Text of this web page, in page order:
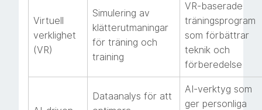
Virtuell
verklighet
(VR)
Simulering av
klätterutmaningar
för träning och
training
VR-baserade
träningsprogram
som förbättrar
teknik och
förberedelse
Dataanalys för att
AI-verktyg som
ger personliga